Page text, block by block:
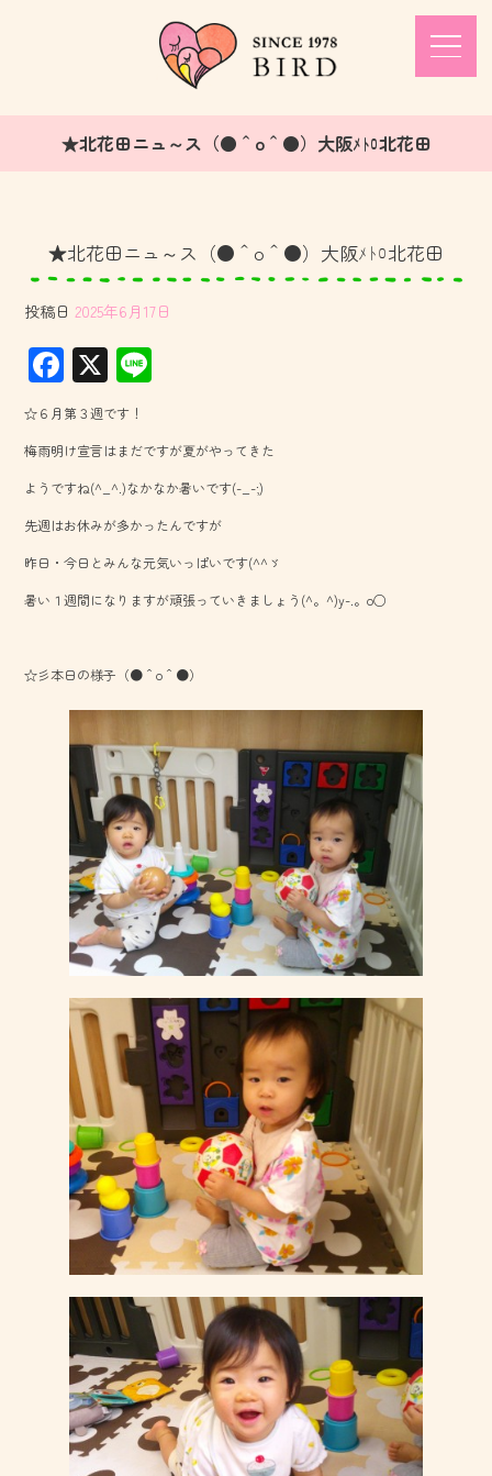
★北花田ニュ～ス（●＾o＾●）大阪ﾒﾄﾛ北花田
★北花田ニュ～ス（●＾o＾●）大阪ﾒﾄﾛ北花田
投稿日 2025年6月17日
F
ac
e
b
o
ok
X
☆６月第３週です！
梅雨明け宣言はまだですが夏がやってきた
ようですね(^_^.)なかなか暑いです(-_-;)
先週はお休みが多かったんですが
昨日・今日とみんな元気いっぱいです(^^ゞ
暑い１週間になりますが頑張っていきましょう(^。^)y-.。o○
☆彡本日の様子（●＾o＾●）